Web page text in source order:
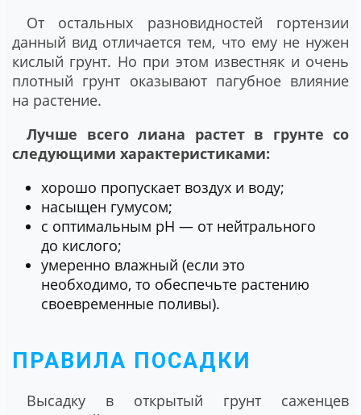
От остальных разновидностей гортензии
данный вид отличается тем, что ему не нужен
кислый грунт. Но при этом известняк и очень
плотный грунт оказывают пагубное влияние
на растение.
Лучше всего лиана растет в грунте со
следующими характеристиками:
хорошо пропускает воздух и воду;
насыщен гумусом;
с оптимальным рН — от нейтрального
до кислого;
умеренно влажный (если это
необходимо, то обеспечьте растению
своевременные поливы).
ПРАВИЛА ПОСАДКИ
Высадку в открытый грунт саженцев